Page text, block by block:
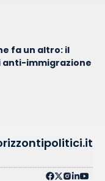
fa un altro: il
anti-immigrazione